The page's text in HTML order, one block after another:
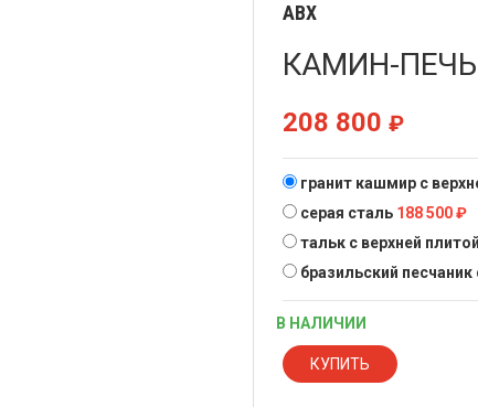
ABX
КАМИН-ПЕЧЬ
208 800₽
гранит кашмир с
серая сталь 188 500₽
тальк с верхней плитой
бразильский песчаник
В НАЛИЧИИ
КУПИТЬ